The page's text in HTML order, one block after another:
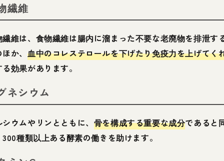
繊維
繊維は、食物繊維は腸内に溜まった不要な老廃物を排泄す
か、 血中のコレステロールを下げたり免疫力を上げてく
効果があります。
ネシウム
ウムやリンとともに、 骨を構成する重要な成分であると
種類以上ある酵素の働きを助けます。